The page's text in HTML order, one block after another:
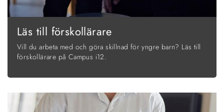
Läs till förskollärare
Vill du arbeta med och göra skillnad för yngre barn? Läs till
förskollärare på Campus i12.